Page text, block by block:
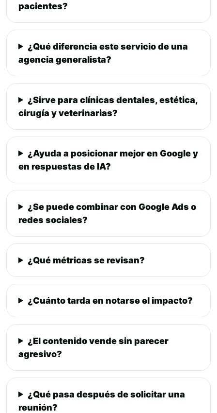
pacientes?
¿Qué diferencia este servicio de una
agencia generalista?
¿Sirve para clínicas dentales, estética,
cirugía y veterinarias?
¿Ayuda a posicionar mejor en Google y
en respuestas de IA?
¿Se puede combinar con Google Ads o
redes sociales?
¿Qué métricas se revisan?
¿Cuánto tarda en notarse el impacto?
¿El contenido vende sin parecer
agresivo?
¿Qué pasa después de solicitar una
reunión?